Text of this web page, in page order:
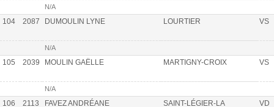
N/A
104 2087 DUMOULIN LYNE LOURTIER VS
N/A
105 2039 MOULIN GAËLLE MARTIGNY-CROIX VS
N/A
106 2113 FAVEZ ANDRÉANE
SAINT-LÉGIER-LA
VD